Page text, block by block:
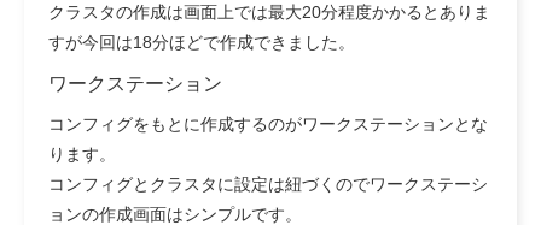
クラスタの作成は画面上では最大20分程度かかるとありま
すが今回は18分ほどで作成できました。
ワークステーション
コンフィグをもとに作成するのがワークステーションとな
ります。
コンフィグとクラスタに設定は紐づくのでワークステーシ
ョンの作成画面はシンプルです。